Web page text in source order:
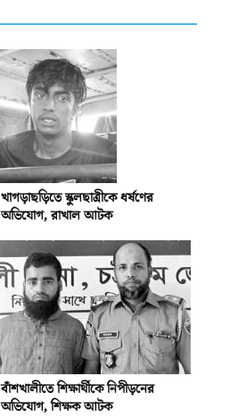
খাগড়াছড়িতে স্কুলছাত্রীকে ধর্ষণের
অভিযোগ, রাখাল আটক
বাঁশখালীতে শিক্ষার্থীকে নিপীড়নের
অভিযোগ, শিক্ষক আটক